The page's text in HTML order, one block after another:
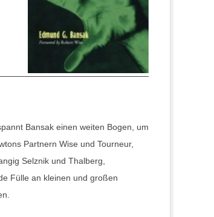
Bansak einen weiten Bogen, um
Partnern Wise und Tourneur,
Selznik und Thalberg,
Fülle an kleinen und großen